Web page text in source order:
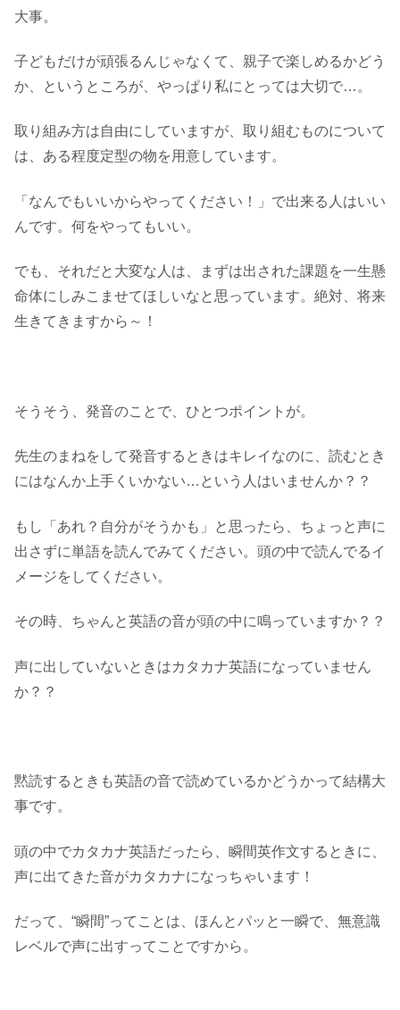
大事。
子どもだけが頑張るんじゃなくて、親子で楽しめるかどう
か、というところが、やっぱり私にとっては大切で…。
取り組み方は自由にしていますが、取り組むものについて
は、ある程度定型の物を用意しています。
「なんでもいいからやってください！」で出来る人はいい
んです。何をやってもいい。
でも、それだと大変な人は、まずは出された課題を一生懸
命体にしみこませてほしいなと思っています。絶対、将来
生きてきますから～！
そうそう、発音のことで、ひとつポイントが。
先生のまねをして発音するときはキレイなのに、読むとき
にはなんか上手くいかない…という人はいませんか？？
もし「あれ？自分がそうかも」と思ったら、ちょっと声に
出さずに単語を読んでみてください。頭の中で読んでるイ
メージをしてください。
その時、ちゃんと英語の音が頭の中に鳴っていますか？？
声に出していないときはカタカナ英語になっていません
か？？
黙読するときも英語の音で読めているかどうかって結構大
事です。
頭の中でカタカナ英語だったら、瞬間英作文するときに、
声に出てきた音がカタカナになっちゃいます！
だって、“瞬間”ってことは、ほんとパッと一瞬で、無意識
レベルで声に出すってことですから。